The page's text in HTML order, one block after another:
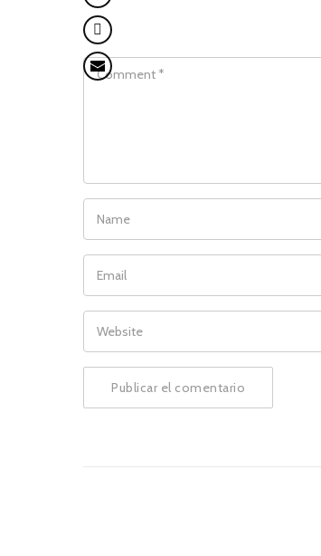
COMMENT
NAME
EMAIL
WEBSITE